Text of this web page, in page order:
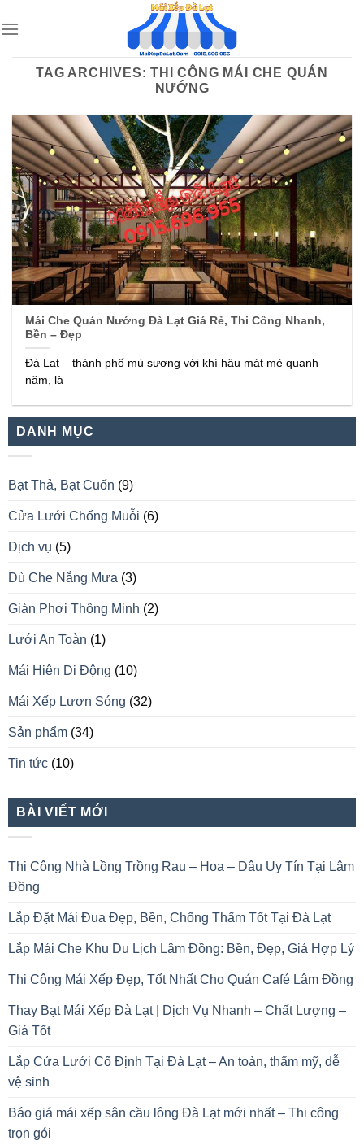
to
TAG ARCHIVES:THI CÔNG MÁI CHE QUÁN
NƯỚNG
Mái Che Quán Nướng Đà Lạt Giá Rẻ, Thi Công Nhanh,
Bền – Đẹp
Đà Lạt – thành phố mù sương với khí hậu mát mẻ quanh
năm, là
DANH MỤC
Bạt Thả, Bạt Cuốn (9)
Cửa Lưới Chống Muỗi (6)
Dịch vụ (5)
Dù Che Nắng Mưa (3)
Giàn Phơi Thông Minh (2)
Lưới An Toàn (1)
Mái Hiên Di Động (10)
Mái Xếp Lượn Sóng (32)
Sản phẩm (34)
Tin tức (10)
BÀI VIẾT MỚI
Thi Công Nhà Lồng Trồng Rau – Hoa – Dâu Uy Tín Tại Lâm
Đồng
Lắp Đặt Mái Đua Đẹp, Bền, Chống Thấm Tốt Tại Đà Lạt
Lắp Mái Che Khu Du Lịch Lâm Đồng: Bền, Đẹp, Giá Hợp Lý
Thi Công Mái Xếp Đẹp, Tốt Nhất Cho Quán Café Lâm Đồng
Thay Bạt Mái Xếp Đà Lạt | Dịch Vụ Nhanh – Chất Lượng –
Giá Tốt
Lắp Cửa Lưới Cố Định Tại Đà Lạt – An toàn, thẩm mỹ, dễ
vệ sinh
Báo giá mái xếp sân cầu lông Đà Lạt mới nhất – Thi công
trọn gói